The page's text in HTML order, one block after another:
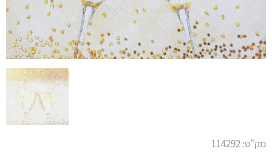
מק"ט:114292